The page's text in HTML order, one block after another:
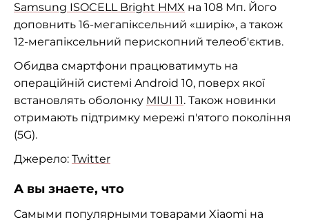
Samsung ISOCELL Bright HMX на 108 Мп. Його
доповнить 16-мегапіксельний «ширік», а також
12-мегапіксельний перископний телеоб'єктив.
Обидва смартфони працюватимуть на
операційній системі Android 10, поверх якої
встановлять оболонку MIUI 11. Також новинки
отримають підтримку мережі п'ятого покоління
(5G).
Джерело: Twitter
А вы знаете, что
Самыми популярными товарами Xiaomi на